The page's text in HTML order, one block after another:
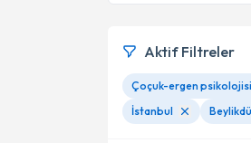
Aktif Filtreler
Çoçuk-ergen psikolojisi
İstanbul